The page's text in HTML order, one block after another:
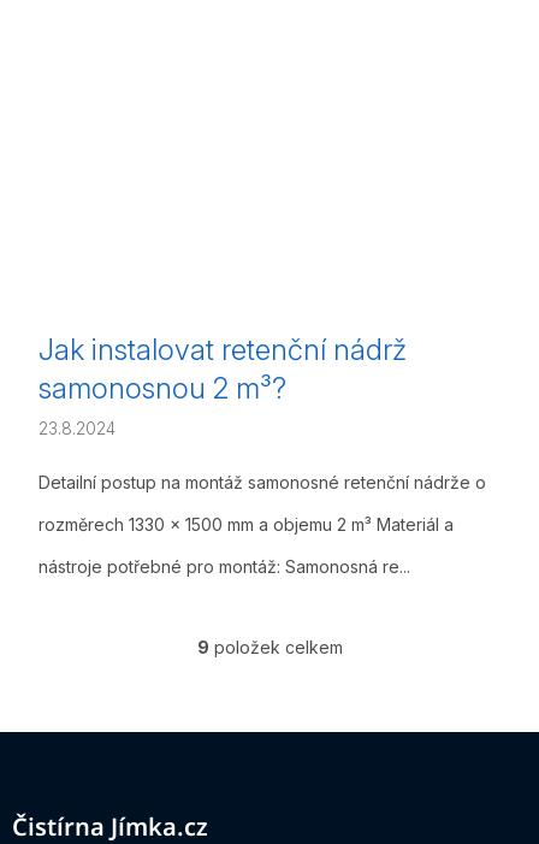
Jak instalovat retenční nádrž
samonosnou 2 m³?
23.8.2024
Detailní postup na montáž samonosné retenční nádrže o
rozměrech 1330 x 1500 mm a objemu 2 m³ Materiál a
nástroje potřebné pro montáž: Samonosná re...
O
á
9 položek celkem
Z
Čistírna Jímka.cz